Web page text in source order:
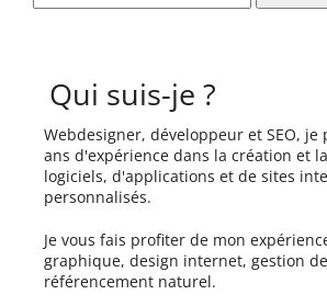
Qui suis-je ?
Webdesigner, développeur et SEO, je
ans d'expérience dans la création et
logiciels, d'applications et de sites
personnalisés.
Je vous fais profiter de mon
graphique, design internet, gestion
référencement naturel.